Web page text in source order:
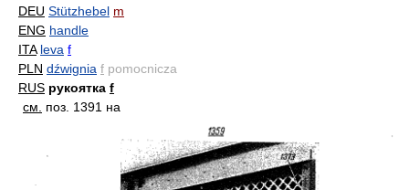
DEU Stützhebel m
ENG handle
ITA leva f
PLN dźwignia f pomocnicza
RUS рукоятка f
см.
поз. 1391 на